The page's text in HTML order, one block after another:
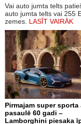
Vai auto jumta telts
auto jumta telts vai 255
zemes. LASĪT VAIRĀK
Pirmajam super sporta
pasaulē 60 gadi –
Lamborghini piesaka